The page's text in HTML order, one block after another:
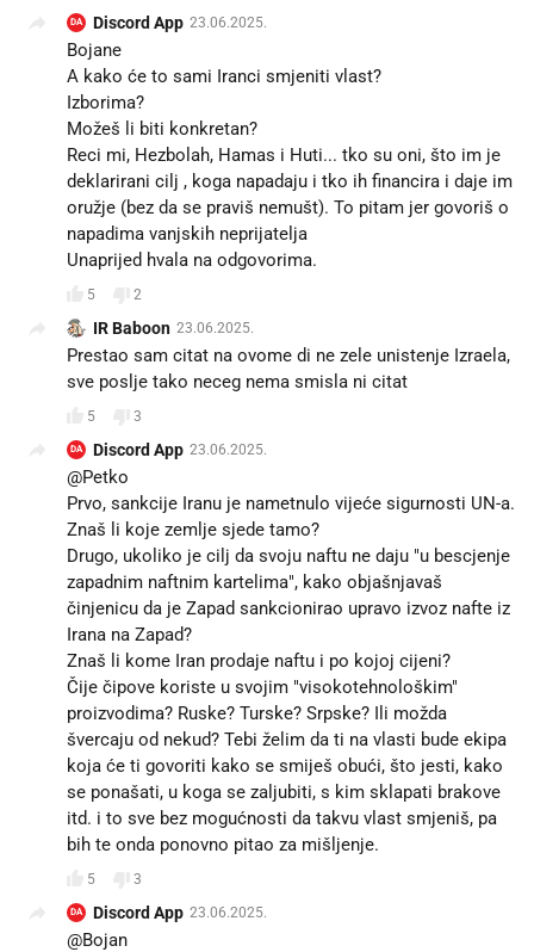
DA Discord App 23.06.2025.
Bojane
A kako će to sami Iranci smjeniti vlast?
Izborima?
Možeš li biti konkretan?
Reci mi, Hezbolah, Hamas i Huti... tko su oni, što im je
deklarirani cilj , koga napadaju i tko ih financira i daje im
oružje (bez da se praviš nemušt). To pitam jer govoriš o
napadima vanjskih neprijatelja
Unaprijed hvala na odgovorima.
5 2
IR Baboon 23.06.2025.
Prestao sam citat na ovome di ne zele unistenje Izraela,
sve poslje tako neceg nema smisla ni citat
5 3
DA Discord App 23.06.2025.
@Petko
Prvo, sankcije Iranu je nametnulo vijeće sigurnosti UN-a.
Znaš li koje zemlje sjede tamo?
Drugo, ukoliko je cilj da svoju naftu ne daju "u bescjenje
zapadnim naftnim kartelima", kako objašnjavaš
činjenicu da je Zapad sankcionirao upravo izvoz nafte iz
Irana na Zapad?
Znaš li kome Iran prodaje naftu i po kojoj cijeni?
Čije čipove koriste u svojim "visokotehnološkim"
proizvodima? Ruske? Turske? Srpske? Ili možda
švercaju od nekud? Tebi želim da ti na vlasti bude ekipa
koja će ti govoriti kako se smiješ obući, što jesti, kako
se ponašati, u koga se zaljubiti, s kim sklapati brakove
itd. i to sve bez mogućnosti da takvu vlast smjeniš, pa
bih te onda ponovno pitao za mišljenje.
5 3
DA Discord App 23.06.2025.
@Bojan